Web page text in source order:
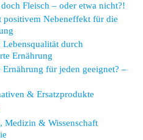
Fleisch – oder etwa nicht?!
positivem Nebeneffekt für die
durch
Ernährung
Ernährung für jeden geeignet? –
& Ersatzprodukte
Medizin & Wissenschaft